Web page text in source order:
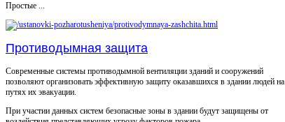
Простые ...
Противодымная защита
Современные системы противодымной вентиляции зданий и сооружений
позволяют организовать эффективную защиту оказавшихся в здании людей на
путях их эвакуации.
При участии данных систем безопасные зоны в здании будут защищены от